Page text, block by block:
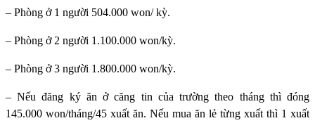
– Phòng ở 1 người 504.000 won/ kỳ.
– Phòng ở 2 người 1.100.000 won/kỳ.
– Phòng ở 3 người 1.800.000 won/kỳ.
– Nếu đăng ký ăn ở căng tin của trường theo tháng thì đóng
145.000 won/tháng/45 xuất ăn. Nếu mua ăn lẻ từng xuất thì 1 xuất